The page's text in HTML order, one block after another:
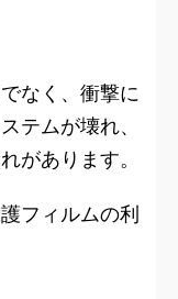
なく、衝撃に
テムが壊れ、
があります。
フィルムの利